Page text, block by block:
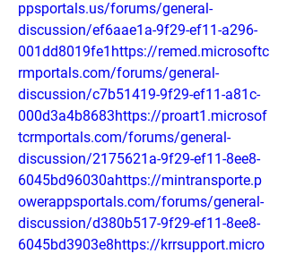
ppsportals.us/forums/general-
discussion/ef6aae1a-9f29-ef11-a296-
001dd8019fe1https://remed.microsoftc
rmportals.com/forums/general-
discussion/c7b51419-9f29-ef11-a81c-
000d3a4b8683https://proart1.microsof
tcrmportals.com/forums/general-
discussion/2175621a-9f29-ef11-8ee8-
6045bd96030ahttps://mintransporte.p
owerappsportals.com/forums/general-
discussion/d380b517-9f29-ef11-8ee8-
6045bd3903e8https://krrsupport.micro